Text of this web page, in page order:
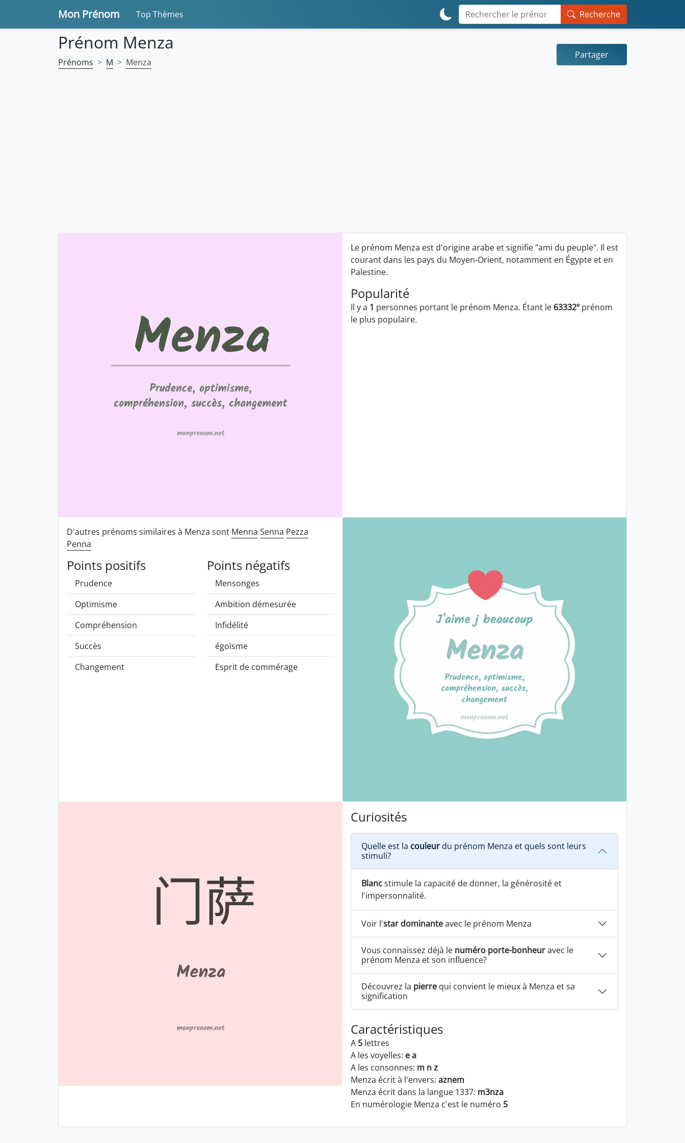
Mon Prénom Top Thèmes Recherche
Prénom Menza
Prénoms M Menza
Partager
Le prénom Menza est d'origine arabe et signifie "ami du peuple". Il est
courant dans les pays du Moyen-Orient, notamment en Égypte et en
Palestine.
Popularité
Il y a 1 personnes portant le prénom Menza. Étant le 63332º prénom
le plus populaire.
D'autres prénoms similaires à Menza sont Menna Senna Pezza
Penna
Points positifs
Prudence
Optimisme
Compréhension
Succès
Changement
Points négatifs
Mensonges
Ambition démesurée
Infidélité
égoïsme
Esprit de commérage
Curiosités
Quelle est la couleur du prénom Menza et quels sont leurs
stimuli?
Blancstimule la capacité de donner, la générosité et
l'impersonnalité.
Voir l'star dominanteavec le prénom Menza
Vous connaissez déjà le numéro porte-bonheuravec le
prénom Menza et son influence?
Découvrez la pierre qui convient le mieux à Menza et sa
signification
Caractéristiques
A 5 lettres
A les voyelles: e a
A les consonnes: m n z
Menza écrit à l'envers: aznem
Menza écrit dans la langue 1337: m3nza
En numérologie Menza c'est le numéro 5